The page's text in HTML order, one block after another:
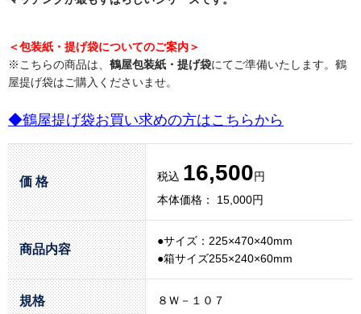
＜包装紙・提げ袋についてのご案内＞
※こちらの商品は、 鶴屋包装紙・提げ袋にてご準備いたします。鶴
屋提げ袋はご購入くださいませ。
◆鶴屋提げ袋お買い求めの方はこちらから
価 格 税込 16,500円
本体価格： 15,000円
商品内容
●サイズ：225×470×40mm
●箱サイズ255×240×60mm
規格 ８Ｗ－１０７